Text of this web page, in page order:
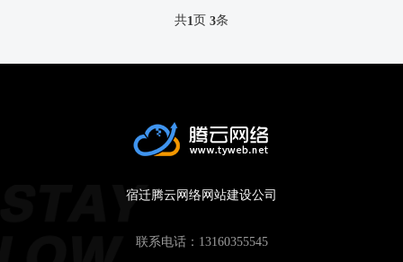
面（但并不太长的）清单。分享了一堆
广到改进你的内容，应有尽有。你也可
共1 页 3条
宿迁腾云网络网站建设公司
联系电话： 13160355545